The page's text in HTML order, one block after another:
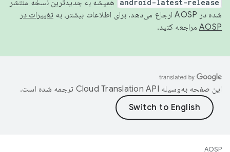
android-latest-release
همیشه به جدیدترین نسخه منتشر
شده در AOSP ارجاع می‌دهد. برای اطلاعات بیشتر، به
تغییرات در
AOSP مراجعه کنید.
این صفحه به‌وسیله ترجمه شده است.
AOSP